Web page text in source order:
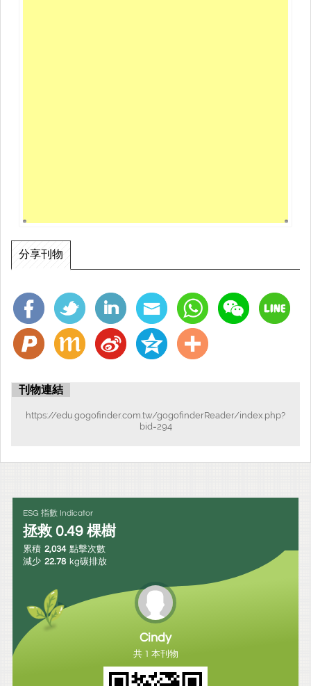
分享刊物
刊物連結
https://edu.gogofinder.com.tw/gogofinderReader/index.php?
bid=294
ESG 指數 Indicator
拯救 0.49 棵樹
累積 2,034 點擊次數
減少 22.78 kg碳排放
Cindy
共 1 本刊物